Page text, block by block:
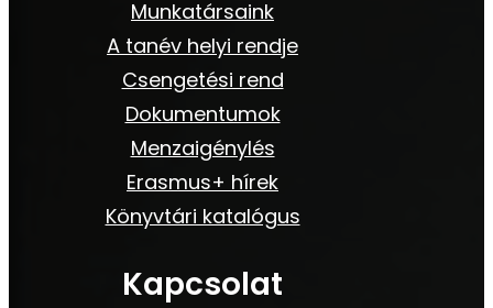
Munkatársaink
A tanév helyi rendje
Csengetési rend
Dokumentumok
Menzaigénylés
Erasmus+ hírek
Könyvtári katalógus
Kapcsolat